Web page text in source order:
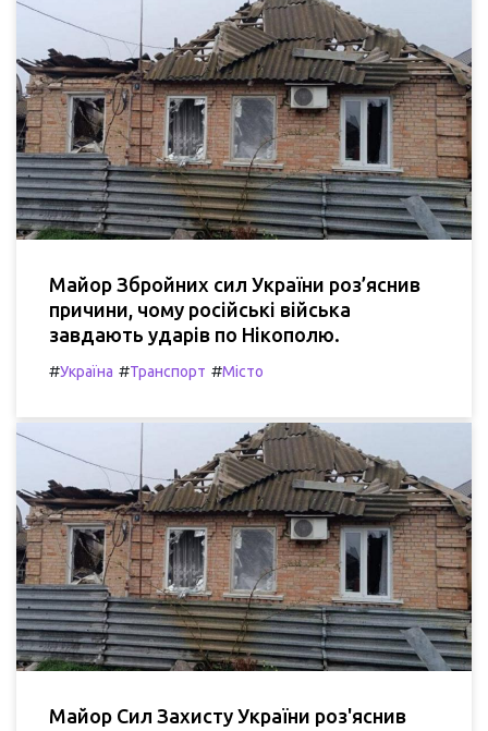
Майор Збройних сил України роз’яснив
причини, чому російські війська
завдають ударів по Нікополю.
#Україна #Транспорт #Місто
Майор Сил Захисту України роз'яснив